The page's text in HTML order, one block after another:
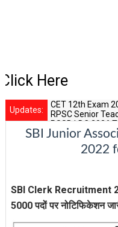
Updates:
CET 12th Exam
RPSC Senior
RSSB LDC 2026
RSSB 3rd Grade
Rajasthan
SBI Junior
2022
SBI Clerk Recruitment
5000 पदों पर नोटिफिकेशन